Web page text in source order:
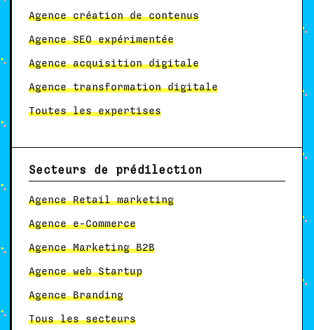
Agence création de contenus
Agence SEO expérimentée
Agence acquisition digitale
Agence transformation digitale
Toutes les expertises
Secteurs de prédilection
Agence Retail marketing
Agence e-Commerce
Agence Marketing B2B
Agence web Startup
Agence Branding
Tous les secteurs